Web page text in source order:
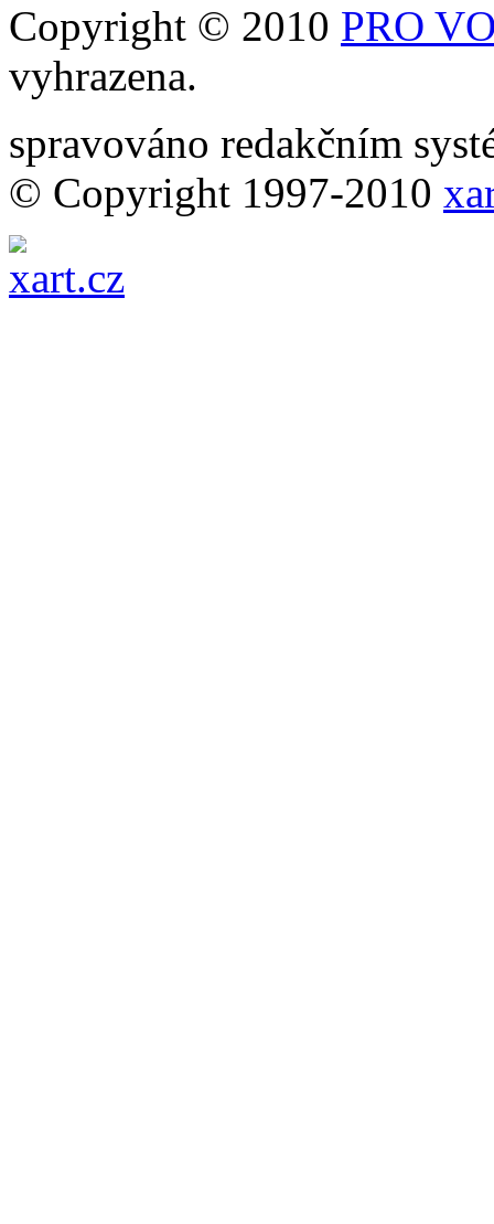
Copyright © 2010 PRO
vyhrazena.
spravováno redakčním
© Copyright 1997-2010